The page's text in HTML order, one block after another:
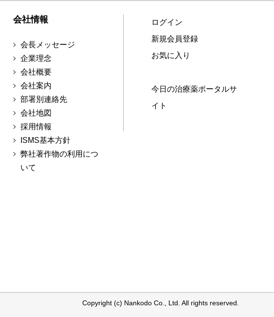
会社情報
会長メッセージ
企業理念
会社概要
会社案内
部署別連絡先
会社地図
採用情報
ISMS基本方針
弊社著作物の利用につ
いて
ログイン
新規会員登録
お気に入り
今日の治療薬ポータルサ
イト
Copyright (c) Nankodo Co., Ltd. All rights reserved.